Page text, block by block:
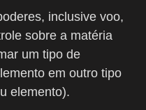
inclusive voo,
sobre a matéria
um tipo de
em outro tipo
elemento).